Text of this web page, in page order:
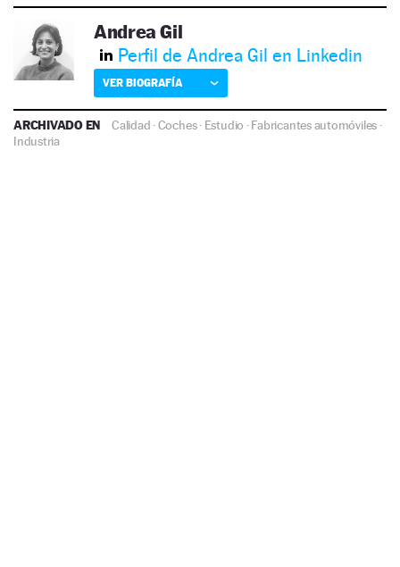
Andrea Gil
Perfil de Andrea Gil en Linkedin
VER BIOGRAFÍA
ARCHIVADO EN Calidad ·Coches· Estudio ·Fabricantes automóviles ·
Industria